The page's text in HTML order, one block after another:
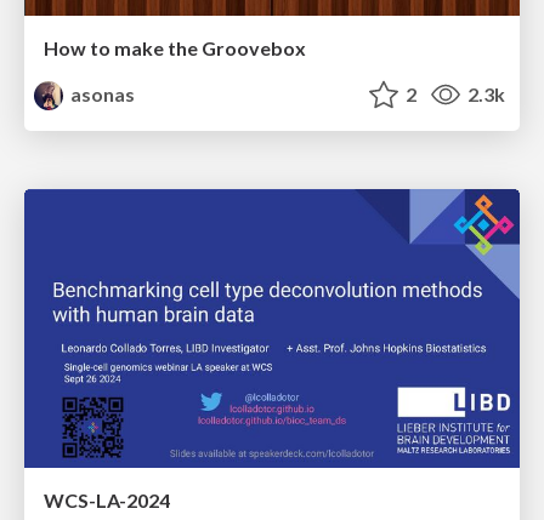
How to make the Groovebox
asonas
2 2.3k
WCS-LA-2024